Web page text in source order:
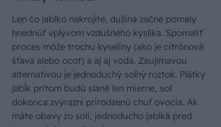
Len čo jablko nakrojíte, dužina začne pomaly
hnednúť vplyvom vzdušného kyslíka. Spomaliť
proces môže trochu kyseliny (ako je citrónová
šťava alebo ocot) a aj aj voda. Zaujímavou
alternatívou je jednoduchý soľný roztok. Plátky
jabĺk pritom budú slané len mierne, soľ
dokonca zvýrazní prirodzenú chuť ovocia. Ak
máte obavy zo soli, jednoducho jablká pred